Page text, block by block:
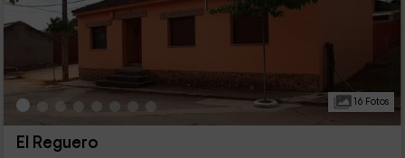
16 Fotos
El Reguero